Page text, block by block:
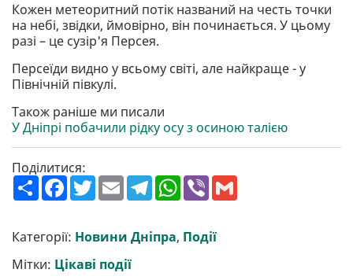
Кожен метеоритний потік названий на честь точки
на небі, звідки, ймовірно, він починається. У цьому
разі – це сузір'я Персея.
Персеїди видно у всьому світі, але найкраще - у
Північній півкулі.
Також раніше ми писали
У Дніпрі побачили рідку осу з осиною талією
Поділитися:
П
о
р
и
т
и
F
a
b
o
o
k
T
w
t
e
r
E
m
l
T
e
g
r
W
h
s
A
V
r
Категорії: Новини Дніпра, Події
Мітки: Цікаві події